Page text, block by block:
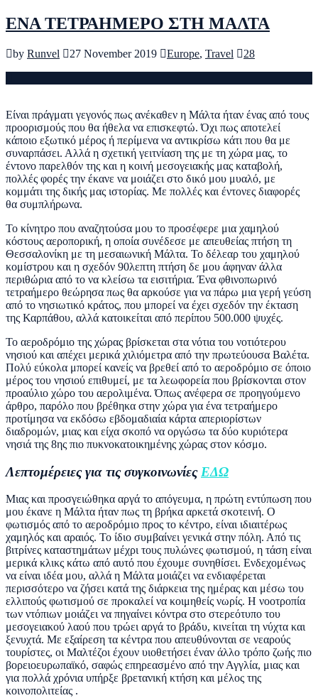
ΕΝΑ ΤΕΤΡΑΗΜΕΡΟ ΣΤΗ ΜΑΛΤΑ
by Runvel 27 November 2019 Europe, Travel 28
Είναι πράγματι γεγονός πως ανέκαθεν η Μάλτα ήταν ένας από τους
προορισμούς που θα ήθελα να επισκεφτώ. Όχι πως αποτελεί
κάποιο εξωτικό μέρος ή περίμενα να αντικρίσω κάτι που θα με
συναρπάσει. Αλλά η σχετική γειτνίαση της με τη χώρα μας, το
έντονο παρελθόν της και η κοινή μεσογειακής μας καταβολή,
πολλές φορές την έκανε να μοιάζει στο δικό μου μυαλό, με
κομμάτι της δικής μας ιστορίας. Με πολλές και έντονες διαφορές
θα συμπλήρωνα.
Το κίνητρο που αναζητούσα μου το προσέφερε μια χαμηλού
κόστους αεροπορική, η οποία συνέδεσε με απευθείας πτήση τη
Θεσσαλονίκη με τη μεσαιωνική Μάλτα. Το δέλεαρ του χαμηλού
κομίστρου και η σχεδόν 90λεπτη πτήση δε μου άφηναν άλλα
περιθώρια από το να κλείσω τα εισιτήρια. Ένα φθινοπωρινό
τετραήμερο θεώρησα πως θα αρκούσε για να πάρω μια γερή γεύση
από το νησιωτικό κράτος, που μπορεί να έχει σχεδόν την έκταση
της Καρπάθου, αλλά κατοικείται από περίπου 500.000 ψυχές.
Το αεροδρόμιο της χώρας βρίσκεται στα νότια του νοτιότερου
νησιού και απέχει μερικά χιλιόμετρα από την πρωτεύουσα Βαλέτα.
Πολύ εύκολα μπορεί κανείς να βρεθεί από το αεροδρόμιο σε όποιο
μέρος του νησιού επιθυμεί, με τα λεωφορεία που βρίσκονται στον
προαύλιο χώρο του αερολιμένα. Όπως ανέφερα σε προηγούμενο
άρθρο, παρόλο που βρέθηκα στην χώρα για ένα τετραήμερο
προτίμησα να εκδόσω εβδομαδιαία κάρτα απεριορίστων
διαδρομών, μιας και είχα σκοπό να οργώσω τα δύο κυριότερα
νησιά της 8ης πιο πυκνοκατοικημένης χώρας στον κόσμο.
Λεπτομέρειες για τις συγκοινωνίες ΕΔΩ
Μιας και προσγειώθηκα αργά το απόγευμα, η πρώτη εντύπωση που
μου έκανε η Μάλτα ήταν πως τη βρήκα αρκετά σκοτεινή. Ο
φωτισμός από το αεροδρόμιο προς το κέντρο, είναι ιδιαιτέρως
χαμηλός και αραιός. Το ίδιο συμβαίνει γενικά στην πόλη. Από τις
βιτρίνες καταστημάτων μέχρι τους πυλώνες φωτισμού, η τάση είναι
μερικά κλικς κάτω από αυτό που έχουμε συνηθίσει. Ενδεχομένως
να είναι ιδέα μου, αλλά η Μάλτα μοιάζει να ενδιαφέρεται
περισσότερο να ζήσει κατά της διάρκεια της ημέρας και μέσω του
ελλιπούς φωτισμού σε προκαλεί να κοιμηθείς νωρίς. Η νοοτροπία
των ντόπιων μοιάζει να πηγαίνει κόντρα στο στερεότυπο του
μεσογειακού λαού που τρώει αργά το βράδυ, κινείται τη νύχτα και
ξενυχτά. Με εξαίρεση τα κέντρα που απευθύνονται σε νεαρούς
τουρίστες, οι Μαλτέζοι έχουν υιοθετήσει έναν άλλο τρόπο ζωής πιο
βορειοευρωπαϊκό, σαφώς επηρεασμένο από την Αγγλία, μιας και
για πολλά χρόνια υπήρξε βρετανική κτήση και μέλος της
κοινοπολιτείας .